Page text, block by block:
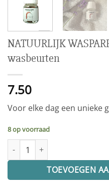
NATUURLIJK
wasbeurten
7.50
Voor elke dag een unieke
8 op voorraad
NATUURLIJK WASPARFUM
TOEVOEGEN